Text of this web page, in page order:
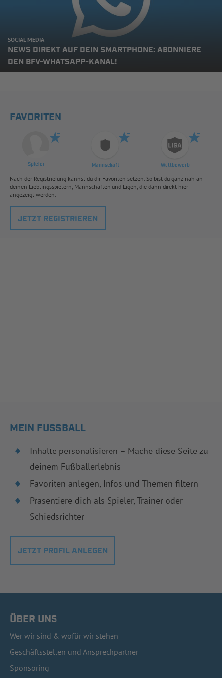
SOCIAL MEDIA
NEWS DIREKT AUF DEIN SMARTPHONE: ABONNIERE
DEN BFV-WHATSAPP-KANAL!
FAVORITEN
Spieler Mannschaft Wettbewerb
Nach der Registrierung kannst du dir Favoriten setzen. So bist du ganz nah an
deinen Lieblingsspielern, Mannschaften und Ligen, die dann direkt hier
angezeigt werden.
JETZT REGISTRIEREN
MEIN FUSSBALL
Inhalte personalisieren – Mache diese Seite zu
deinem Fußballerlebnis
Favoriten anlegen, Infos und Themen filtern
Präsentiere dich als Spieler, Trainer oder
Schiedsrichter
JETZT PROFIL ANLEGEN
ÜBER UNS
Wer wir sind & wofür wir stehen
Geschäftsstellen und Ansprechpartner
Sponsoring